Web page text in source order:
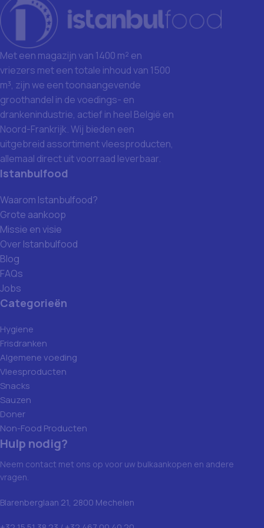
Met een magazijn van 1400 m² en
vriezers met een totale inhoud van 1500
m³, zijn we een toonaangevende
groothandel in de voedings- en
drankenindustrie, actief in heel België en
Noord-Frankrijk. Wij bieden een
uitgebreid assortiment vleesproducten,
allemaal direct uit voorraad leverbaar.
Istanbulfood
Waarom Istanbulfood?
Grote aankoop
Missie en visie
Over Istanbulfood
Blog
FAQs
Jobs
Categorieën
Hygiene
Frisdranken
Algemene voeding
Vleesproducten
Snacks
Sauzen
Doner
Non-Food Producten
Hulp nodig?
Neem contact met ons op voor uw bulkaankopen en andere
vragen.
Blarenberglaan 21, 2800 Mechelen